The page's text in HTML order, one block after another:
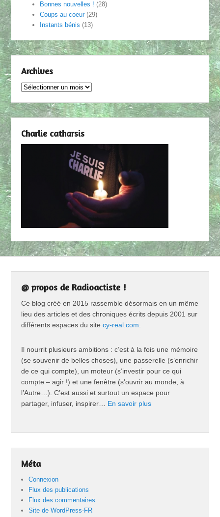
Bonnes nouvelles ! (28)
Coups au coeur(29)
Instants bénis (13)
Archives
Archives
Charlie catharsis
@ propos de Radioactiste !
Ce blog créé en 2015 rassemble désormais en un même
lieu des articles et des chroniques écrits depuis 2001 sur
différents espaces du sitecy-real.com.
Il nourrit plusieurs ambitions : c’est à la fois une mémoire
(se souvenir de belles choses), une passerelle (s’enrichir
de ce qui compte), un moteur (s’investir pour ce qui
compte – agir !) et une fenêtre (s’ouvrir au monde, à
l’Autre…). C’est aussi et surtout un espace pour
partager, infuser, inspirer… En savoir plus
Méta
Connexion
Flux des publications
Flux des commentaires
Site de WordPress-FR